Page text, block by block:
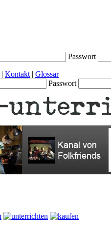
Passwort
| Kontakt | Glossar
Passwort